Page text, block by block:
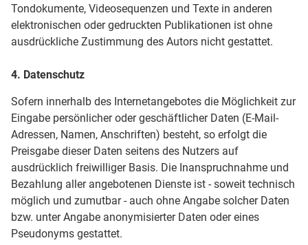
Tondokumente, Videosequenzen und Texte in anderen
elektronischen oder gedruckten Publikationen ist ohne
ausdrückliche Zustimmung des Autors nicht gestattet.
4. Datenschutz
Sofern innerhalb des Internetangebotes die Möglichkeit zur
Eingabe persönlicher oder geschäftlicher Daten (E-Mail-
Adressen, Namen, Anschriften) besteht, so erfolgt die
Preisgabe dieser Daten seitens des Nutzers auf
ausdrücklich freiwilliger Basis. Die Inanspruchnahme und
Bezahlung aller angebotenen Dienste ist - soweit technisch
möglich und zumutbar - auch ohne Angabe solcher Daten
bzw. unter Angabe anonymisierter Daten oder eines
Pseudonyms gestattet.